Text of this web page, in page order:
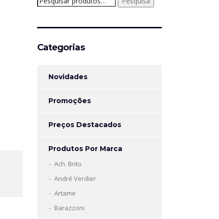
por:
Categorias
Novidades
Promoções
Preços Destacados
Produtos Por Marca
Ach. Brito
André Verdier
Artame
Barazzoni